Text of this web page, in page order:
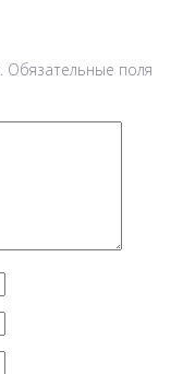
Обязательные поля